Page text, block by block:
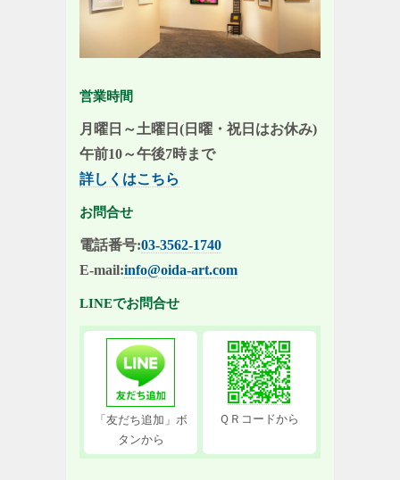
営業時間
月曜日～土曜日(日曜・祝日はお休み)
午前10～午後7時まで
詳しくはこちら
お問合せ
電話番号:03-3562-1740
E-mail:info@oida-art.com
LINEでお問合せ
「友だち追加」ボ
タンから
ＱＲコードから